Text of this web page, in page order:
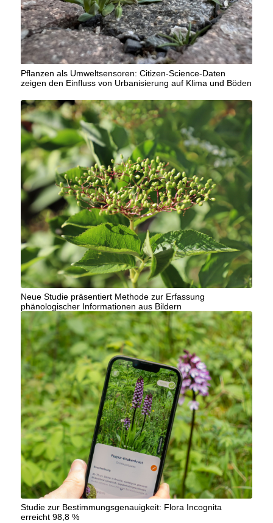
Pflanzen als Umweltsensoren: Citizen-Science-Daten
zeigen den Einfluss von Urbanisierung auf Klima und Böden
Neue Studie präsentiert Methode zur Erfassung
phänologischer Informationen aus Bildern
Studie zur Bestimmungsgenauigkeit: Flora Incognita
erreicht 98,8 %